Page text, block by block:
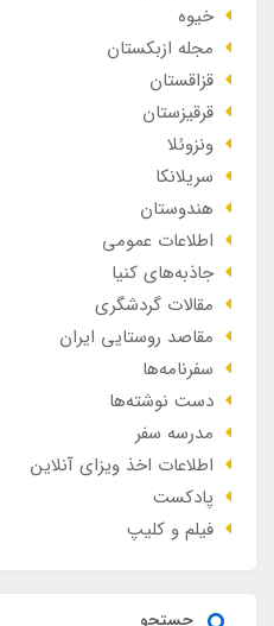
خیوه
مجله ازبکستان
قزاقستان
قرقیزستان
ونزوئلا
سریلانکا
هندوستان
اطلاعات عمومی
جاذبه‌های کنیا
مقالات گردشگری
مقاصد روستایی ایران
سفرنامه‌ها
دست نوشته‌ها
مدرسه سفر
اطلاعات اخذ ویزای آنلاین
پادکست
فیلم و کلیپ
جستجو